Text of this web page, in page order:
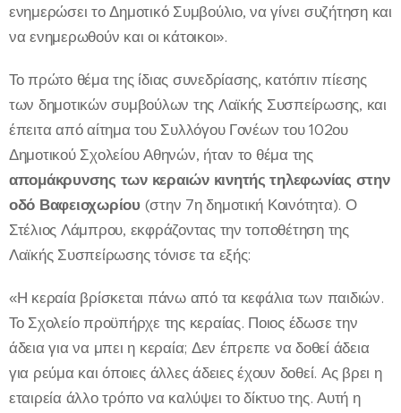
ενημερώσει το Δημοτικό Συμβούλιο, να γίνει συζήτηση και
να ενημερωθούν και οι κάτοικοι».
Το πρώτο θέμα της ίδιας συνεδρίασης, κατόπιν πίεσης
των δημοτικών συμβούλων της Λαϊκής Συσπείρωσης, και
έπειτα από αίτημα του Συλλόγου Γονέων του 102ου
Δημοτικού Σχολείου Αθηνών, ήταν το θέμα της
απομάκρυνσης των κεραιών κινητής τηλεφωνίας στην
οδό Βαφειοχωρίου(στην 7η δημοτική Κοινότητα). Ο
Στέλιος Λάμπρου, εκφράζοντας την τοποθέτηση της
Λαϊκής Συσπείρωσης τόνισε τα εξής:
«Η κεραία βρίσκεται πάνω από τα κεφάλια των παιδιών.
Το Σχολείο προϋπήρχε της κεραίας. Ποιος έδωσε την
άδεια για να μπει η κεραία; Δεν έπρεπε να δοθεί άδεια
για ρεύμα και όποιες άλλες άδειες έχουν δοθεί. Ας βρει η
εταιρεία άλλο τρόπο να καλύψει το δίκτυο της. Αυτή η